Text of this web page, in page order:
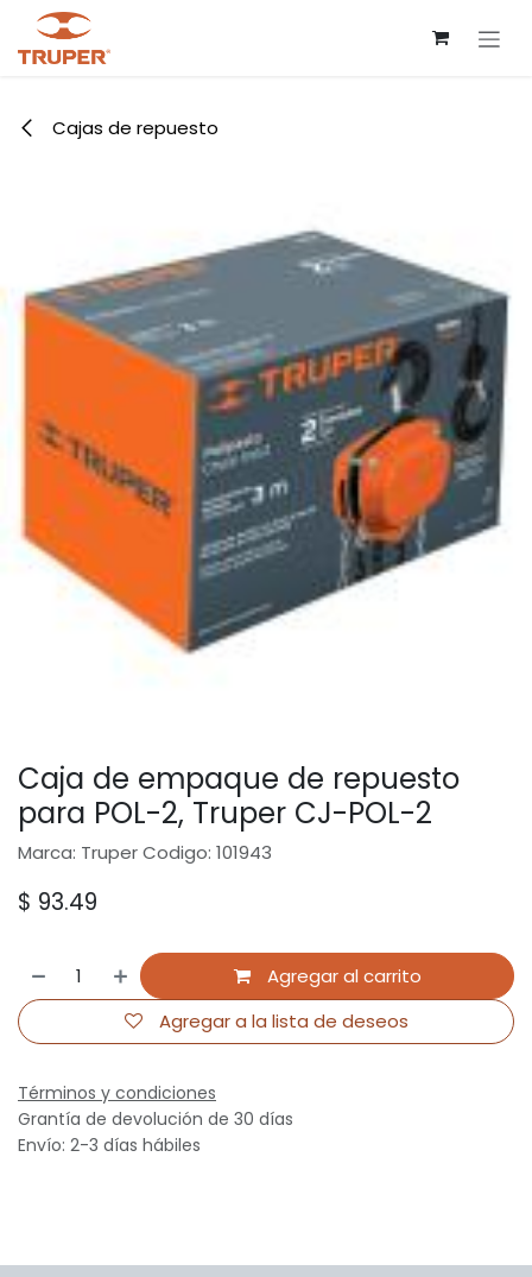
Ir al contenido
Cajas de repuesto
Caja de empaque de repuesto
para POL-2, Truper CJ-POL-2
Marca: Truper Codigo: 101943
$ 93.49
Agregar al carrito
Agregar a la lista de deseos
Términos y condiciones
Grantía de devolución de 30 días
Envío: 2-3 días hábiles